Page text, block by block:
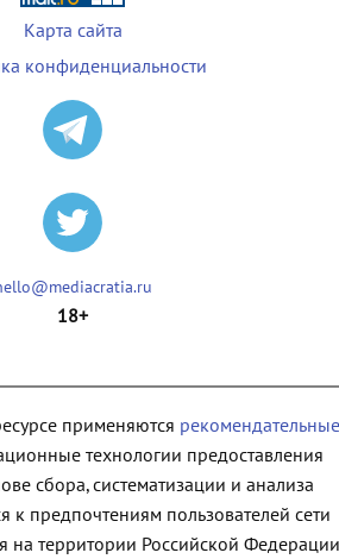
Карта сайта
конфиденциальности
18+
применяются рекомендательные
технологии предоставления
сбора, систематизации и анализа
к предпочтениям пользователей сети
на территории Российской